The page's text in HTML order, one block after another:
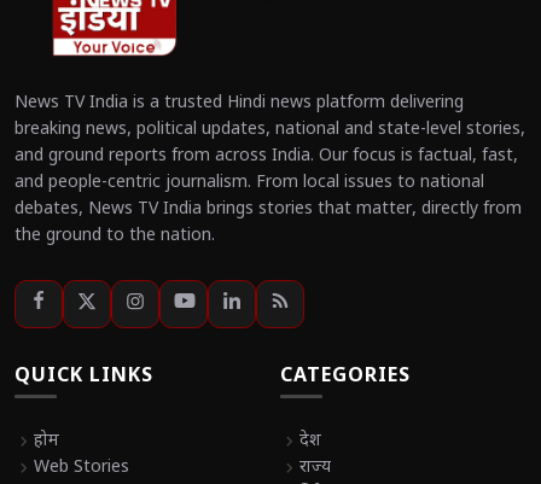
News TV India is a trusted Hindi news platform delivering
breaking news, political updates, national and state-level stories,
and ground reports from across India. Our focus is factual, fast,
and people-centric journalism. From local issues to national
debates, News TV India brings stories that matter, directly from
the ground to the nation.
QUICK LINKS
chevron_right होम
chevron_right Web Stories
CATEGORIES
chevron_right देश
chevron_right राज्य